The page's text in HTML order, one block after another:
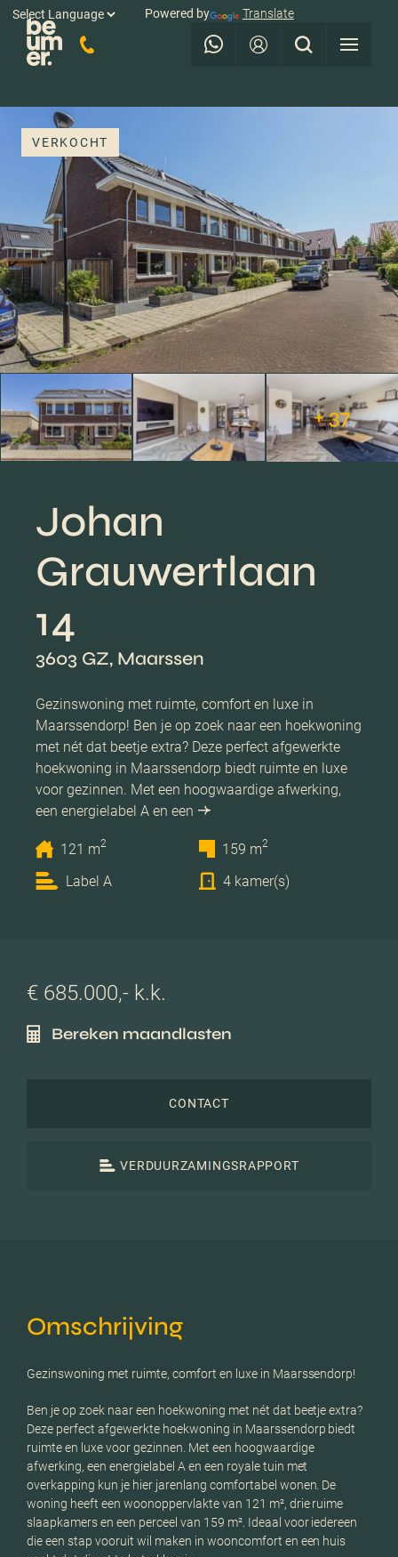
Powered by Translate
VERKOCHT
+ 37
Johan
Grauwertlaan
14
3603 GZ, Maarssen
Gezinswoning met ruimte, comfort en luxe in
Maarssendorp! Ben je op zoek naar een hoekwoning
met nét dat beetje extra? Deze perfect afgewerkte
hoekwoning in Maarssendorp biedt ruimte en luxe
voor gezinnen. Met een hoogwaardige afwerking,
een energielabel A en een
121 m2 159 m2
Label A 4 kamer(s)
€ 685.000,- k.k.
Bereken maandlasten
CONTACT
VERDUURZAMINGSRAPPORT
Omschrijving
Gezinswoning met ruimte, comfort en luxe in Maarssendorp!
Ben je op zoek naar een hoekwoning met nét dat beetje extra?
Deze perfect afgewerkte hoekwoning in Maarssendorp biedt
ruimte en luxe voor gezinnen. Met een hoogwaardige
afwerking, een energielabel A en een royale tuin met
overkapping kun je hier jarenlang comfortabel wonen. De
woning heeft een woonoppervlakte van 121 m², drie ruime
slaapkamers en een perceel van 159 m². Ideaal voor iedereen
die een stap vooruit wil maken in wooncomfort en een huis